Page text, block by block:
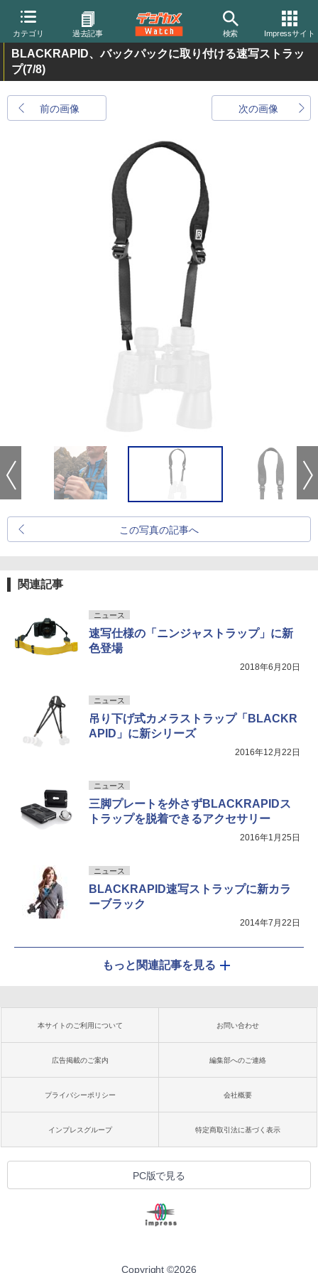
カテゴリ 過去記事 検索 Impressサイト
BLACKRAPID、バックパックに取り付ける速写ストラッ
プ(7/8)
前の画像 次の画像
この写真の記事へ
関連記事
ニュース
速写仕様の「ニンジャストラップ」に新
色登場
2018年6月20日
ニュース
吊り下げ式カメラストラップ「BLACKR
APID」に新シリーズ
2016年12月22日
ニュース
三脚プレートを外さずBLACKRAPIDス
トラップを脱着できるアクセサリー
2016年1月25日
ニュース
BLACKRAPID速写ストラップに新カラ
ーブラック
2014年7月22日
もっと関連記事を見る
本サイトのご利用について お問い合わせ
広告掲載のご案内 編集部へのご連絡
プライバシーポリシー 会社概要
インプレスグループ 特定商取引法に基づく表示
PC版で見る
Copyright ©2026